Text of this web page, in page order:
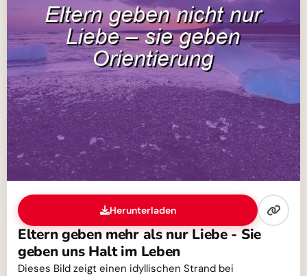
Herunterladen
Eltern geben mehr als nur Liebe - Sie
geben uns Halt im Leben
Dieses Bild zeigt einen idyllischen Strand bei